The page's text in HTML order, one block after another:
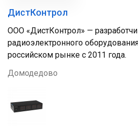
ДистКонтрол
ООО «ДистКонтрол» —
радиоэлектронного
российском рынке с 2011 года.
Домодедово